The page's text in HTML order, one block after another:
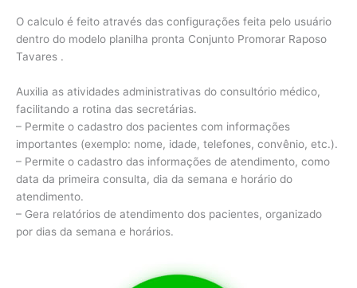
O calculo é feito através das configurações feita pelo usuário
dentro do modelo planilha pronta Conjunto Promorar Raposo
Tavares .
Auxilia as atividades administrativas do consultório médico,
facilitando a rotina das secretárias.
– Permite o cadastro dos pacientes com informações
importantes (exemplo: nome, idade, telefones, convênio, etc.).
– Permite o cadastro das informações de atendimento, como
data da primeira consulta, dia da semana e horário do
atendimento.
– Gera relatórios de atendimento dos pacientes, organizado
por dias da semana e horários.